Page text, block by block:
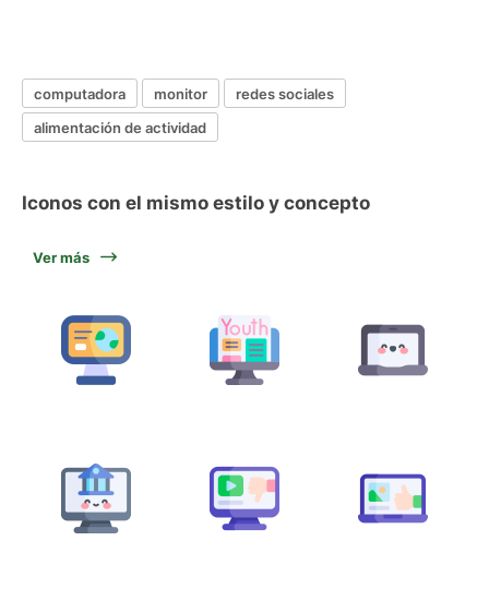
computadora monitor
redes sociales
alimentación de actividad
Iconos con el mismo estilo y concepto
Ver más